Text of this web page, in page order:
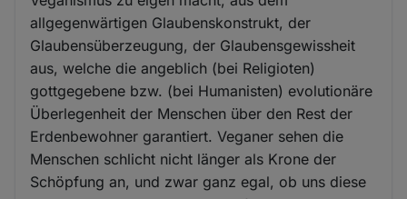
allgegenwärtigen Glaubenskonstrukt, der
Glaubensüberzeugung, der Glaubensgewissheit
aus, welche die angeblich (bei Religioten)
gottgegebene bzw. (bei Humanisten) evolutionäre
Überlegenheit der Menschen über den Rest der
Erdenbewohner garantiert. Veganer sehen die
Menschen schlicht nicht länger als Krone der
Schöpfung an, und zwar ganz egal, ob uns diese